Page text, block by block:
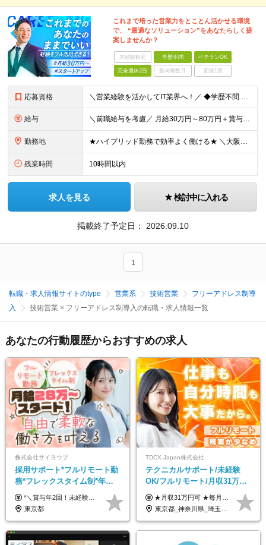
これまで培った営業力をとことん活かせる環境
で、 “最適なソリューション”をあなたらしく提
案しませんか？
未経験歓迎 学歴不問 ベテランOK
完全週休2日 賞与複数月 面接1回
応募資格 ＼営業経験を活かしてIT業界へ！／ ◆学歴不問 ◆何らかの法人営業経験をお持ちの方（業界不問） ＜こんな方をお待ちしております！＞ ◎「決まった商材・トーク」ではなく、自分で売り方を考えたい方 ◎営
給与 ＼前職給与を考慮／ 月給30万円～80万円＋賞与（業績による） ※スキルや経験により決定いたします ※固定残業代（月30時間分／5万5102円～）を含みます。超過分は別途支給いたします ※試用期間6
勤務地 ★ハイブリッド勤務で効率よく働ける★ ＼大阪本社募集！北浜駅より徒歩1分の好アクセスオフィス／ 【本社】 大阪府大阪市中央区高麗橋2-2-7 東栄ビル403 (変更の範囲)上記を除く当社関連勤務地
残業時間 10時間以内
求人を見る 検討中に入れる
掲載終了予定日： 2026.09.10
1
転職・求人情報サイトのtype 営業系 技術営業
フリーアドレス制導
入
技術営業 × フリーアドレス制導入の転職・求人情報一覧
あなたの行動履歴からおすすめの求人
株式会社サイヨウブ
採用サポート*フルリモート勤
務*フレックスタイム制*年休
120日*土日祝休み*残業ほぼな
し*育児中社員8割以上
*＼賞与年2回！未経験から月給28万円スタート／* ◆月給28万～40万円＋賞与年2回＋各種インセンティブ ※経験・スキルを考慮の上、決定します ※試用期間6ヶ月間あり（期間中は月給26万円～になります。その他待遇等に差異はありません） ※月給には月35時間分の固定残業代含む（月5万4800円/超過分別途支給） ※ほとんどのメンバーが残業ゼロです！フレックスタイム制のため、自分の生活に合わせて調整できます。 ＼希望性で土曜日出勤あり／ お客様より「土曜日に応募者の対応をしてほしい」という ご要望を受けた際に、応募者対応⇒求職者との メッセージのやり取りなど、対応が発生する場合があります。 ※土曜日に出勤いただく場合は ・2時間稼働：4500円 ・4時間稼働：9000円 の給与が発生。勤務時間が4時間超えることは原則ありません。 短期間で高い給与をGETできるチャンスです♪
東京都
TDCX Japan株式会社
テクニカルサポート/未経験
OK/フルリモート/月収31万円
可/月最大3万のインセンティ
ブ支給/平均年齢33歳
★月収31万円可 ★毎月「最大3万円」のインセンティブあり 月給266,228円～＋スキル手当（15,000円）＋インセンティブ（月最大3万円） ※月給例（月額最大額）：281,228 円＋残業代発生分 インセンティブを最大まで取得できた場合は、月額最大額：311,228円＋残業代発生分 となります ※経験・スキルなどを考慮し決定します ※残業代は1分単位で支給 ※試用期間3ヵ月あり（契約社員期間も給与・待遇に変更なし） ※インセンティブは効率性、顧客満足、勤怠状況等の結果により毎月金額が決定されます。 ＼”頑張り”はインセンティブで還元！／ 入社3ヶ月目から、目標数字やKPI、勤怠状況、お客様アンケートなどをもとに評価をスタート。 最短4ヶ月目にはインセンティブの支給も可能です！
東京都_神奈川県_埼玉県_千葉県_大阪府_愛知県_北海道_青森県_岩手県_宮城県_秋田県_山形県_福島県_茨城県_栃木県_群馬県_新潟県_山梨県_長野県_富山県_石川県_福井県_静岡県_岐阜県_三重県_兵庫県_京都府_滋賀県_奈良県_和歌山県_広島県_岡山県_鳥取県_島根県_山口県_徳島県_香川県_愛媛県_高知県_福岡県_熊本県_佐賀県_長崎県_大分県_宮崎県_鹿児島県_沖縄県